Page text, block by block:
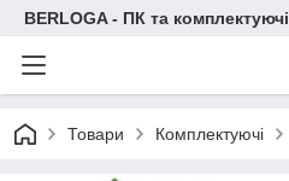
BERLOGA - ПК та комплектуючі
Товари Комплектуючі